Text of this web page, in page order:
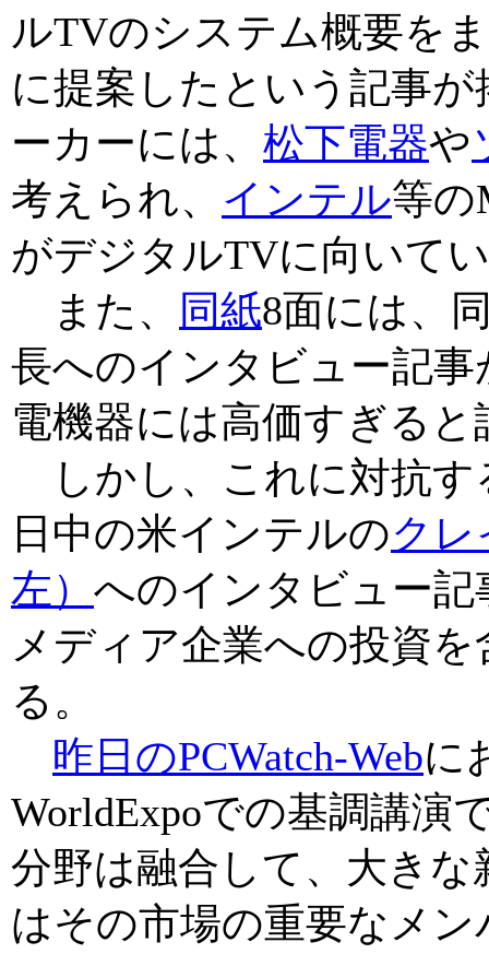
ルTVのシステム概要を
に提案したという記事
ーカーには、 松下電器や
考えられ、 インテル等の
がデジタルTVに向いて
また、
同紙8面には、
長へのインタビュー記
電機器には高価すぎる
しかし、これに対抗す
日中の米インテルのクレ
左） へのインタビュー
メディア企業への投資
る。
昨日のPCWatch-Webに
WorldExpoでの基調講演
分野は融合して、大き
はその市場の重要なメ